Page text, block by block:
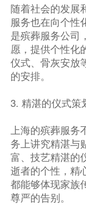
随着社会的发展
服务也在向个性
是殡葬服务公司
愿，提供个性化
仪式、骨灰安放
的安排。
3. 精湛的仪式策
上海的殡葬服务
务上讲究精湛与
富、技艺精湛的
逝者的个性，精
都能够体现家族
尊严的告别。